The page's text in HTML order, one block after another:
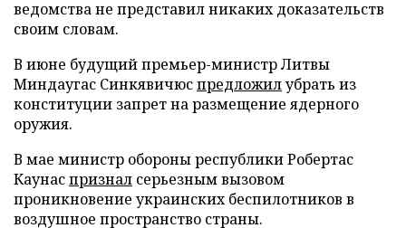
ведомства не представил никаких доказательств
своим словам.
В июне будущий премьер-министр Литвы
Миндаугас Синкявичюспредложилубрать из
конституции запрет на размещение ядерного
оружия.
В мае министр обороны республики Робертас
Каунаспризнал серьезным вызовом
проникновение украинских беспилотников в
воздушное пространство страны.